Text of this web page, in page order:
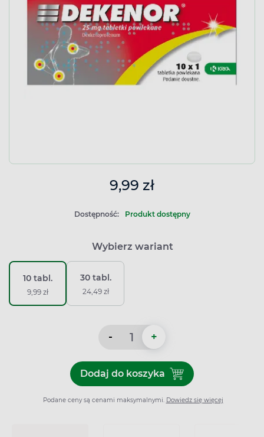
9,99 zł
Dostępność: Produkt dostępny
Wybierz wariant
10 tabl.
9,99 zł
30 tabl.
24,49 zł
- +
Dodaj do koszykaDodaj do koszyka
Podane ceny są cenami maksymalnymi. Dowiedz się więcej